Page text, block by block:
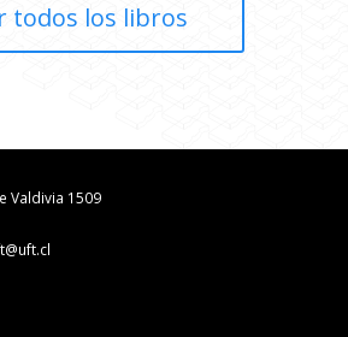
todos los libros
Valdivia 1509